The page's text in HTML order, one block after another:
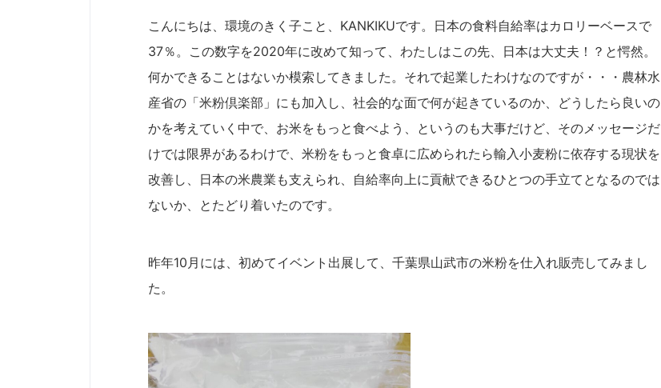
こんにちは、環境のきく子こと、KANKIKUです。日本の食料自給率はカロリーベースで
37％。この数字を2020年に改めて知って、わたしはこの先、日本は大丈夫！？と愕然。
何かできることはないか模索してきました。それで起業したわけなのですが・・・農林水
産省の「米粉倶楽部」にも加入し、社会的な面で何が起きているのか、どうしたら良いの
かを考えていく中で、お米をもっと食べよう、というのも大事だけど、そのメッセージだ
けでは限界があるわけで、米粉をもっと食卓に広められたら輸入小麦粉に依存する現状を
改善し、日本の米農業も支えられ、自給率向上に貢献できるひとつの手立てとなるのでは
ないか、とたどり着いたのです。
昨年10月には、初めてイベント出展して、千葉県山武市の米粉を仕入れ販売してみまし
た。